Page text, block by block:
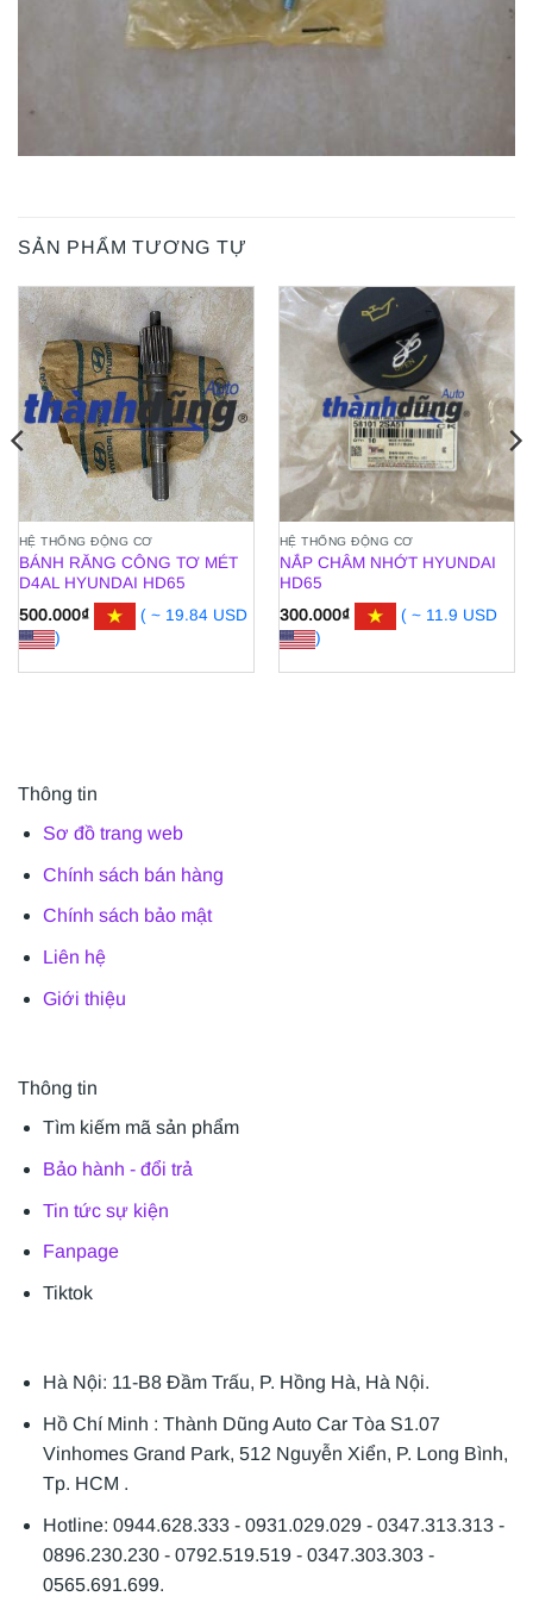
SẢN PHẨM TƯƠNG TỰ
HỆ THỐNG ĐỘNG CƠ
BÁNH RĂNG CÔNG TƠ MÉT
D4AL HYUNDAI HD65
500.000₫
( ~ 19.84 USD
)
HỆ THỐNG ĐỘNG CƠ
NẮP CHÂM NHỚT HYUNDAI
HD65
300.000₫
( ~ 11.9 USD
)
Thông tin
Sơ đồ trang web
Chính sách bán hàng
Chính sách bảo mật
Liên hệ
Giới thiệu
Thông tin
Tìm kiếm mã sản phẩm
Bảo hành - đổi trả
Tin tức sự kiện
Fanpage
Tiktok
Hà Nội: 11-B8 Đầm Trấu, P. Hồng Hà, Hà Nội.
Hồ Chí Minh : Thành Dũng Auto Car Tòa S1.07
Vinhomes Grand Park, 512 Nguyễn Xiển, P. Long Bình,
Tp. HCM .
Hotline: 0944.628.333 - 0931.029.029 - 0347.313.313 -
0896.230.230 - 0792.519.519 - 0347.303.303 -
0565.691.699.